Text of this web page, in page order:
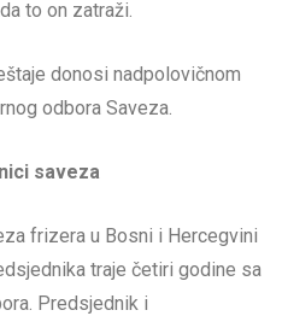
to on zatraži.
donosi nadpolovičnom
odbora Saveza.
saveza
frizera u Bosni i Hercegvini
traje četiri godine sa
Predsjednik i